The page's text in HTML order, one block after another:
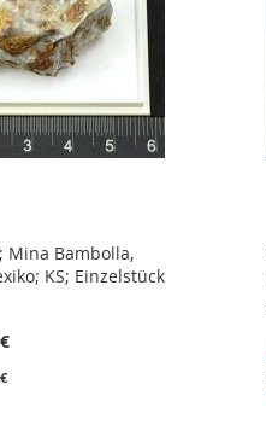
Mina Bambolla,
KS; Einzelstück